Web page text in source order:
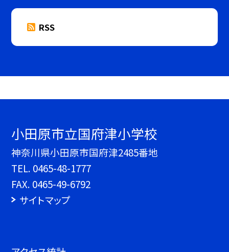
RSS
小田原市立国府津小学校
神奈川県小田原市国府津2485番地
TEL. 0465-48-1777
FAX. 0465-49-6792
サイトマップ